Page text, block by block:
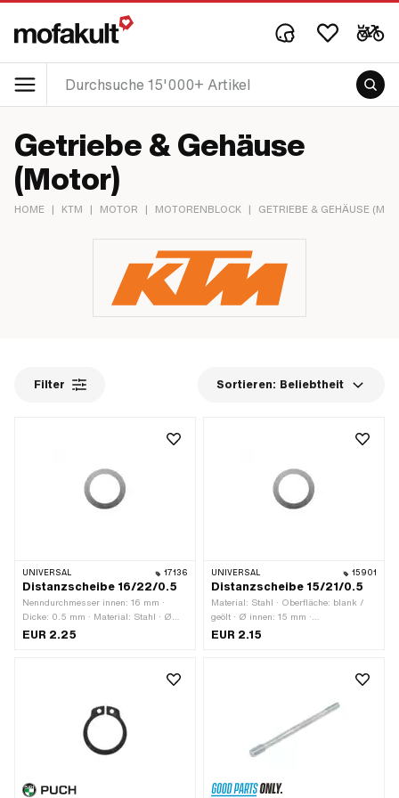
Getriebe & Gehäuse
(Motor)
HOME | KTM | MOTOR | MOTORENBLOCK | GETRIEBE & GEHÄUSE
Filter Sortieren: Beliebtheit
UNIVERSAL 17136
Distanzscheibe 16/22/0.5
Nenndurchmesser innen: 16 mm ·
Dicke: 0.5 mm · Material: Stahl · Ø
aussen: 21 mm · Ø innen: 16 mm ·
EUR 2.25
UNIVERSAL 15901
Distanzscheibe 15/21/0.5
Material: Stahl · Oberfläche: blank /
geölt · Ø innen: 15 mm ·
Nenndurchmesser innen: 15 mm · Ø
EUR 2.15